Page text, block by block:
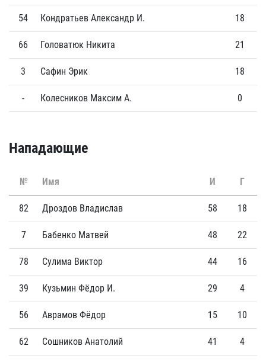
54 Кондратьев Александр И. 18
66 Головатюк Никита 21
3 Сафин Эрик 18
- Колесников Максим А. 0
Нападающие
№ Имя И Г
82 Дроздов Владислав 58 18
7 Бабенко Матвей 48 22
78 Сулима Виктор 44 16
39 Кузьмин Фёдор И. 29 4
56 Аврамов Фёдор 15 10
62 Сошников Анатолий 41 4